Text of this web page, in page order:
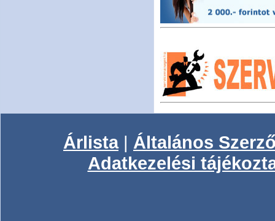
Árlista| Általános
Adatkezelési